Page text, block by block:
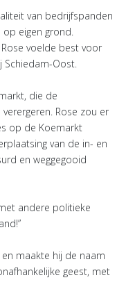
van bedrijfspanden
eigen grond.
voelde best voor
Schiedam-Oost.
die de
Rose zou er
op de Koemarkt
van de in- en
en weggegooid
andere politieke
maakte hij de naam
geest, met